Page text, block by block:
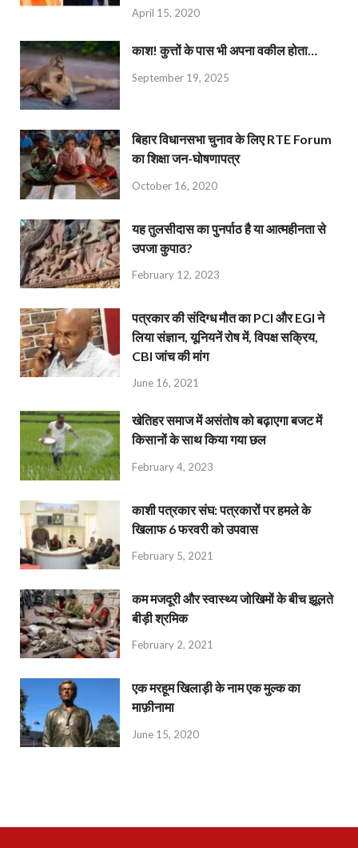
April 15, 2020
काश! कुत्तों के पास भी अपना वकील होता…
September 19, 2025
बिहार विधानसभा चुनाव के लिए RTE Forum
का शिक्षा जन-घोषणापत्र
October 16, 2020
यह तुलसीदास का पुनर्पाठ है या आत्महीनता से
उपजा कुपाठ?
February 12, 2023
पत्रकार की संदिग्ध मौत का PCI और EGI ने
लिया संज्ञान, यूनियनें रोष में, विपक्ष सक्रिय,
CBI जांच की मांग
June 16, 2021
खेतिहर समाज में असंतोष को बढ़ाएगा बजट में
किसानों के साथ किया गया छल
February 4, 2023
काशी पत्रकार संघ: पत्रकारों पर हमले के
खिलाफ 6 फरवरी को उपवास
February 5, 2021
कम मजदूरी और स्वास्थ्य जोखिमों के बीच झूलते
बीड़ी श्रमिक
February 2, 2021
एक मरहूम खिलाड़ी के नाम एक मुल्क का
माफ़ीनामा
June 15, 2020